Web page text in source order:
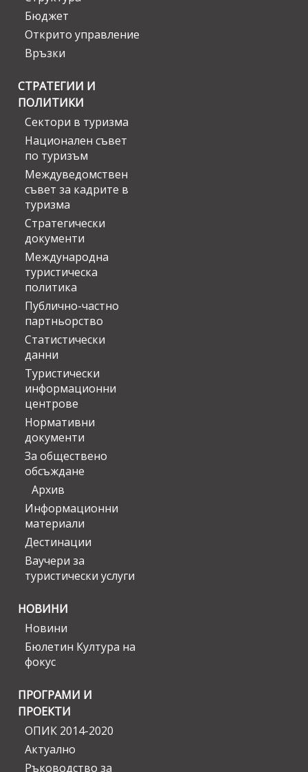
Бюджет
Открито управление
Връзки
СТРАТЕГИИ И
ПОЛИТИКИ
Сектори в туризма
Национален съвет
по туризъм
Междуведомствен
съвет за кадрите в
туризма
Стратегически
документи
Международна
туристическа
политика
Публично-частно
партньорство
Статистически
данни
Туристически
информационни
центрове
Нормативни
документи
За обществено
обсъждане
Архив
Информационни
материали
Дестинации
Ваучери за
туристически услуги
НОВИНИ
Новини
Бюлетин Култура на
фокус
ПРОГРАМИ И
ПРОЕКТИ
ОПИК 2014-2020
Актуално
Ръководство за